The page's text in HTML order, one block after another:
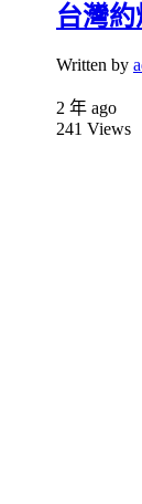
台灣
Written by
2 年 ago
241 Views